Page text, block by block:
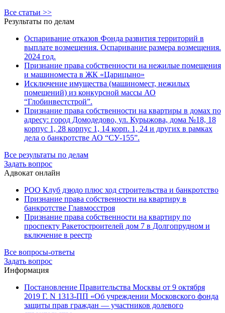
Все статьи >>
Результаты по делам
Оспаривание отказов Фонда развития территорий в
выплате возмещения. Оспаривание размера возмещения.
2024 год.
Признание права собственности на нежилые помещения
и машиноместа в ЖК «Царицыно»
Исключение имущества (машиномест, нежилых
помещений) из конкурсной массы АО
“Глобинвестстрой”.
Признание права собственности на квартиры в домах по
адресу: город Домодедово, ул. Курыжова, дома №18, 18
корпус 1, 28 корпус 1, 14 корп. 1, 24 и других в рамках
дела о банкротстве АО “СУ-155”.
Все результаты по делам
Задать вопрос
Адвокат онлайн
РОО Клуб дзюдо плюс ход строительства и банкротство
Признание права собственности на квартиру в
банкротстве Главмосстроя
Признание права собственности на квартиру по
проспекту Ракетостроителей дом 7 в Долгопрудном и
включение в реестр
Все вопросы-ответы
Задать вопрос
Информация
Постановление Правительства Москвы от 9 октября
2019 Г. N 1313-ПП «Об учреждении Московского фонда
защиты прав граждан — участников долевого